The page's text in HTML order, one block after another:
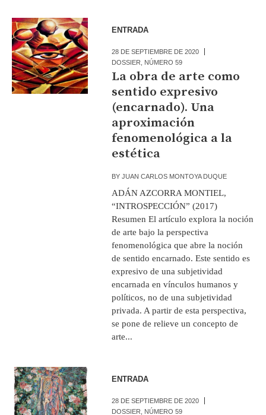
ENTRADA
28 DE SEPTIEMBRE DE 2020
DOSSIER
NÚMERO 59
La obra de arte como
sentido expresivo
(encarnado). Una
aproximación
fenomenológica a la
estética
BYJUAN CARLOS MONTOYA DUQUE
ADÁN AZCORRA MONTIEL,
“INTROSPECCIÓN” (2017)
Resumen El artículo explora la noción
de arte bajo la perspectiva
fenomenológica que abre la noción
de sentido encarnado. Este sentido es
expresivo de una subjetividad
encarnada en vínculos humanos y
políticos, no de una subjetividad
privada. A partir de esta perspectiva,
se pone de relieve un concepto de
arte...
ENTRADA
28 DE SEPTIEMBRE DE 2020
DOSSIER
NÚMERO 59